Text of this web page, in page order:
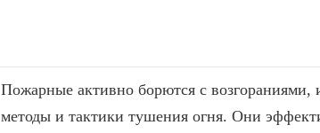
Пожарные активно борются с возгораниями,
методы и тактики тушения огня. Они